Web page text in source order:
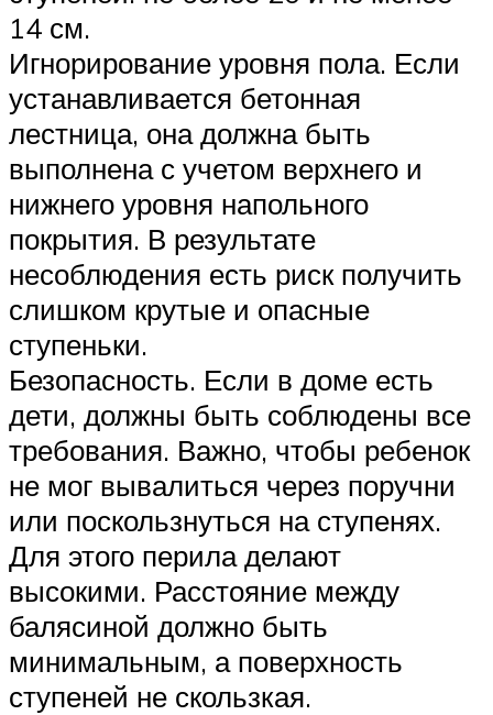
14 см.
Игнорирование уровня пола. Если
устанавливается бетонная
лестница, она должна быть
выполнена с учетом верхнего и
нижнего уровня напольного
покрытия. В результате
несоблюдения есть риск получить
слишком крутые и опасные
ступеньки.
Безопасность. Если в доме есть
дети, должны быть соблюдены все
требования. Важно, чтобы ребенок
не мог вывалиться через поручни
или поскользнуться на ступенях.
Для этого перила делают
высокими. Расстояние между
балясиной должно быть
минимальным, а поверхность
ступеней не скользкая.